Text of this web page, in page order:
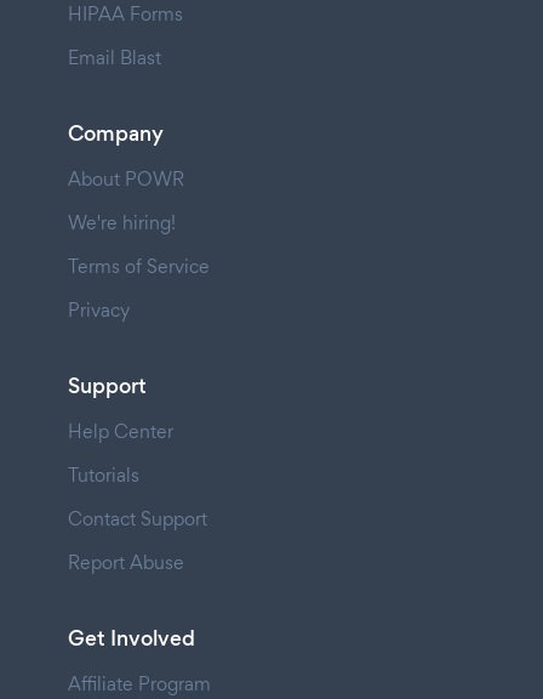
HIPAA Forms
Email Blast
Company
About POWR
We're hiring!
Terms of Service
Privacy
Support
Help Center
Tutorials
Contact Support
Report Abuse
Get Involved
Affiliate Program